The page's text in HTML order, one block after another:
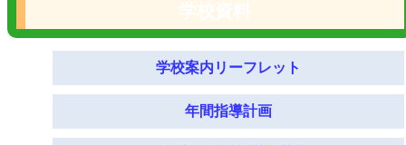
学校案内リーフレット
年間指導計画